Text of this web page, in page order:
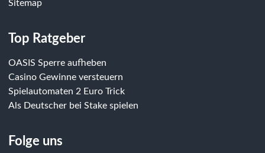
Sitemap
Top Ratgeber
OASIS Sperre aufheben
Casino Gewinne versteuern
Spielautomaten 2 Euro Trick
Als Deutscher bei Stake spielen
Folge uns